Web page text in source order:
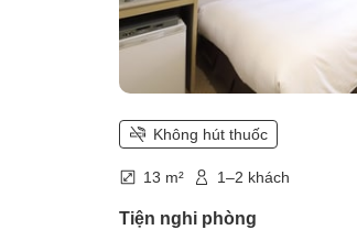
Không hút thuốc
13 m² 1–2 khách
Tiện nghi phòng